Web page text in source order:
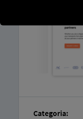
Categoria: